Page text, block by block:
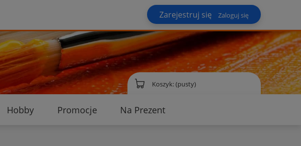
Zarejestruj się Zaloguj się
Koszyk:(pusty)
Hobby Promocje
Na Prezent